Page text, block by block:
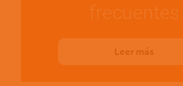
frecuentes
Leer más